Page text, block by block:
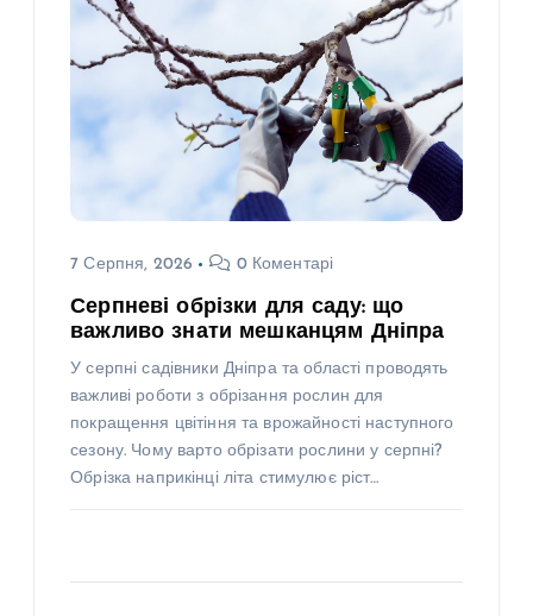
7 Серпня, 2026 0 Коментарі
Серпневі обрізки для саду: що
важливо знати мешканцям Дніпра
У серпні садівники Дніпра та області проводять
важливі роботи з обрізання рослин для
покращення цвітіння та врожайності наступного
сезону. Чому варто обрізати рослини у серпні?
Обрізка наприкінці літа стимулює ріст…